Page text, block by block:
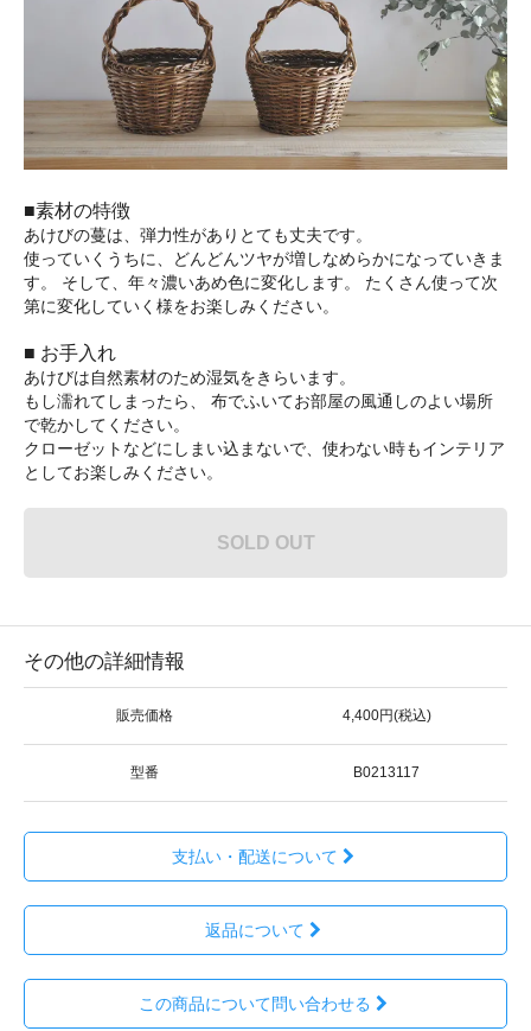
■素材の特徴
あけびの蔓は、弾力性がありとても丈夫です。
使っていくうちに、どんどんツヤが増しなめらかになっていきま
す。 そして、年々濃いあめ色に変化します。 たくさん使って次
第に変化していく様をお楽しみください。
■ お手入れ
あけびは自然素材のため湿気をきらいます。
もし濡れてしまったら、 布でふいてお部屋の風通しのよい場所
で乾かしてください。
クローゼットなどにしまい込まないで、使わない時もインテリア
としてお楽しみください。
SOLD OUT
その他の詳細情報
販売価格 4,400円(税込)
型番 B0213117
支払い・配送について
返品について
この商品について問い合わせる